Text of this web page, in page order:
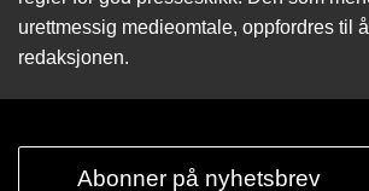
urettmessig medie­omtale, oppfordres til
redaksjonen.
Abonner på nyhetsbrev